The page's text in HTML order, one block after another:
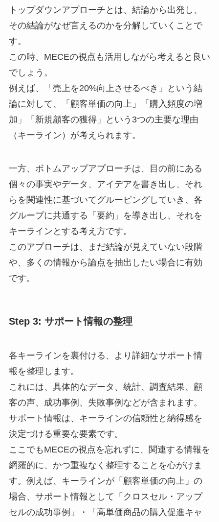
トップダウンアプローチとは、結論から出発し、
その結論がなぜ言えるのかを分解していくことで
す。
この時、MECEの視点も活用しながら考えると良い
でしょう。
例えば、「売上を20%向上させるべき」という結
論に対して、「顧客単価の向上」「購入頻度の増
加」「新規顧客の獲得」という3つの主要な理由
（キーライン）が考えられます。
一方、ボトムアップアプローチは、目の前にある
個々の事実やデータ、アイデアを書き出し、それ
らを関連性に基づいてグルーピングしていき、各
グループに共通する「要約」を導き出し、それを
キーラインとする考え方です。
このアプローチは、まだ結論が見えていない段階
や、多くの情報から論点を抽出したい場合に有効
です。
Step 3: サポート情報の整理
各キーラインを裏付ける、より詳細なサポート情
報を整理します。
これには、具体的なデータ、統計、調査結果、顧
客の声、成功事例、失敗事例などが含まれます。
サポート情報は、キーラインの信頼性と納得感を
決定づける重要な要素です。
ここでもMECEの視点を忘れずに、関連する情報を
網羅的に、かつ重複なく整理することを心がけま
す。例えば、キーラインが「顧客単価の向上」の
場合、サポート情報として「クロスセル・アップ
セルの成功事例」・「高単価商品の購入促進キャ